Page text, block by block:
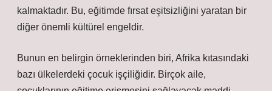
kalmaktadır. Bu, eğitimde fırsat eşitsizliğini yaratan bir
diğer önemli kültürel engeldir.
Bunun en belirgin örneklerinden biri, Afrika kıtasındaki
bazı ülkelerdeki çocuk işçiliğidir. Birçok aile,